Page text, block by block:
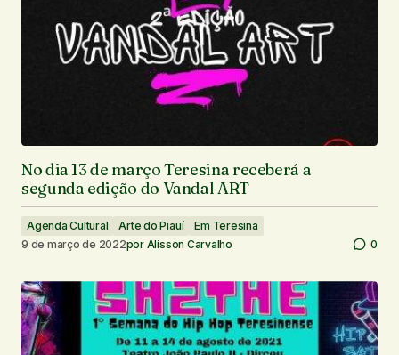
No dia 13 de março Teresina receberá a
segunda edição do Vandal ART
Agenda Cultural Arte do Piauí
Em Teresina
9 de março de 2022por Alisson Carvalho 0